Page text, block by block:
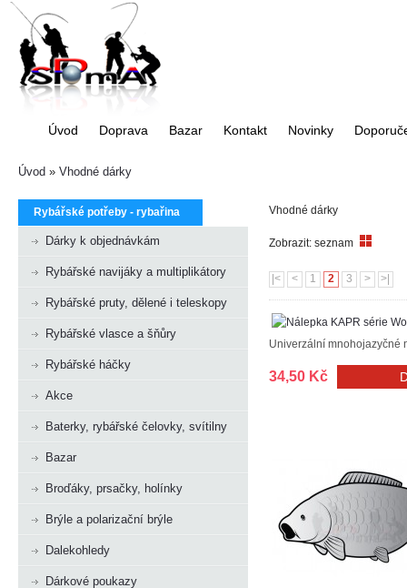
Úvod Doprava Bazar Kontakt Novinky
Úvod » Vhodné dárky
Rybářské potřeby - rybařina
Dárky k objednávkám
Rybářské navijáky a multiplikátory
Rybářské pruty, dělené i teleskopy
Rybářské vlasce a šňůry
Rybářské háčky
Akce
Baterky, rybářské čelovky, svítilny
Bazar
Broďáky, prsačky, holínky
Brýle a polarizační brýle
Dalekohledy
Dárkové poukazy
Vhodné dárky
Zobrazit: seznam
|< < 1 2 3 > >|
Univerzální mnohojazyčné
34,50 Kč